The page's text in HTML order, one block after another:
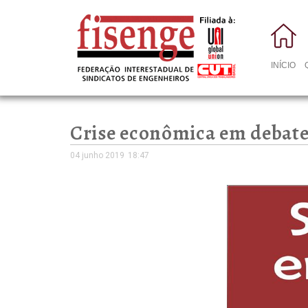
INÍCIO
Crise econômica em
04 junho 2019 18:47